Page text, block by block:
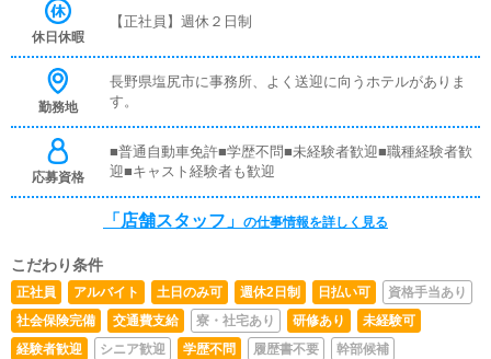
す。■キャスト管理お店で働いていただいているキャスト
す。■PC更新業務ヘブンネットなど、ポータルサイト等の
店舗情報更新作業を行っていただきます。キャストの出勤
情報やイベント、求人ブログの作成となります。基本的に
はボタンを押すだけや、ブログの更新時に簡単に文字が入
力出来れば問題ありません。PCが苦手な人でも簡単にで
休日休暇
【正社員】週休２日制
勤務地
長野県塩尻市に事務所、よく送迎に向うホテルがありま
す。
応募資格
■普通自動車免許■学歴不問■未経験者歓迎■職種経験者歓
迎■キャスト経験者も歓迎
「店舗スタッフ」 の仕事情報を詳しく見る
こだわり条件
正社員 アルバイト 土日のみ可 週休2日制 日払い可
資格手当あり
社会保険完備
交通費支給 寮・社宅あり 研修あり
未経験可
経験者歓迎
シニア歓迎 学歴不問 履歴書不要
幹部候補